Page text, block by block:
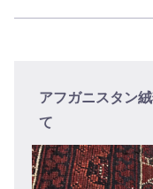
アフガニスタン
て